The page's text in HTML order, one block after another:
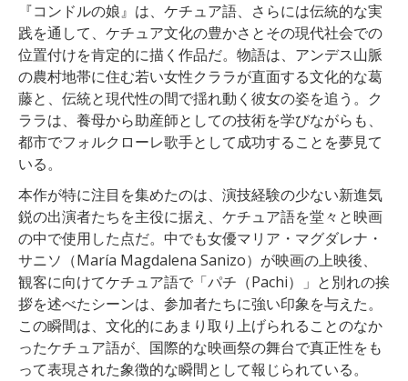
『コンドルの娘』は、ケチュア語、さらには伝統的な実
践を通して、ケチュア文化の豊かさとその現代社会での
位置付けを肯定的に描く作品だ。物語は、アンデス山脈
の農村地帯に住む若い女性クララが直面する文化的な葛
藤と、伝統と現代性の間で揺れ動く彼女の姿を追う。ク
ララは、養母から助産師としての技術を学びながらも、
都市でフォルクローレ歌手として成功することを夢見て
いる。
本作が特に注目を集めたのは、演技経験の少ない新進気
鋭の出演者たちを主役に据え、ケチュア語を堂々と映画
の中で使用した点だ。中でも女優マリア・マグダレナ・
サニソ（María Magdalena Sanizo）が映画の上映後、
観客に向けてケチュア語で「パチ（Pachi）」と別れの挨
拶を述べたシーンは、参加者たちに強い印象を与えた。
この瞬間は、文化的にあまり取り上げられることのなか
ったケチュア語が、国際的な映画祭の舞台で真正性をも
って表現された象徴的な瞬間として報じられている。